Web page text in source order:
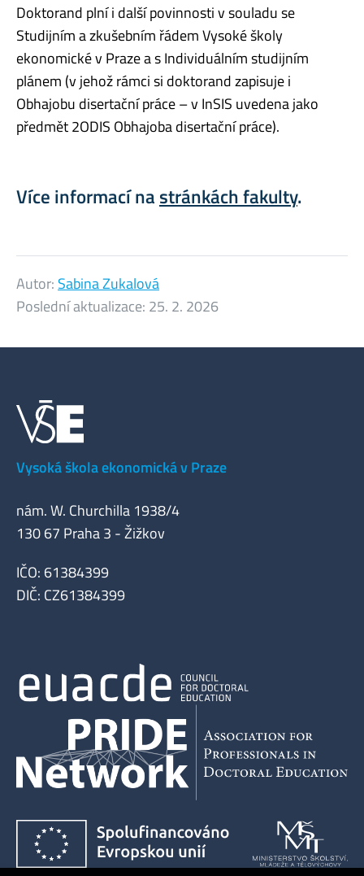
Doktorand plní i další povinnosti v souladu se
Studijním a zkušebním řádem Vysoké školy
ekonomické v Praze a s Individuálním studijním
plánem (v jehož rámci si doktorand zapisuje i
Obhajobu disertační práce – v InSIS uvedena jako
předmět 2ODIS Obhajoba disertační práce).
Více informací na stránkách fakulty.
Autor: Sabina Zukalová
Poslední aktualizace: 25. 2. 2026
Vysoká škola ekonomická v Praze
nám. W. Churchilla 1938/4
130 67 Praha 3 - Žižkov
IČO: 61384399
DIČ: CZ61384399